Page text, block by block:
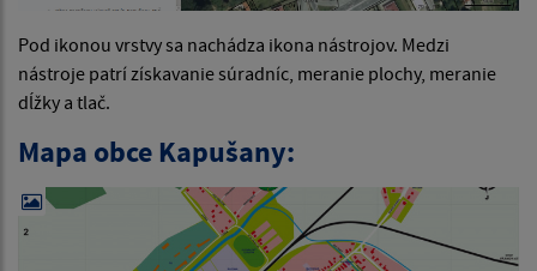
Pod ikonou vrstvy sa nachádza ikona nástrojov. Medzi
nástroje patrí získavanie súradníc, meranie plochy, meranie
dĺžky a tlač.
Mapa obce Kapušany: